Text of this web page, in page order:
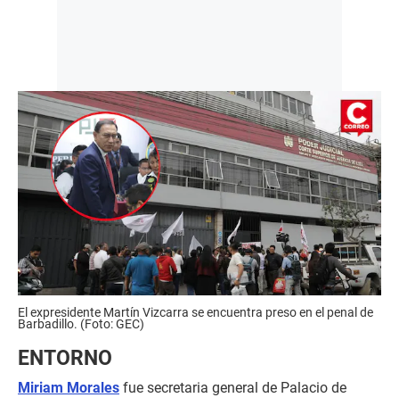
El expresidente Martín Vizcarra se encuentra preso en el penal de
Barbadillo. (Foto: GEC)
ENTORNO
Miriam Morales fue secretaria general de Palacio de